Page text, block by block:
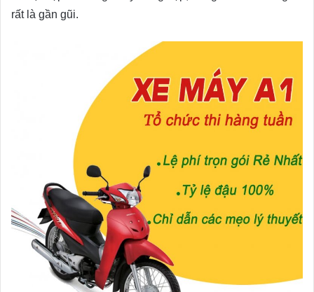
rất là gần gũi.